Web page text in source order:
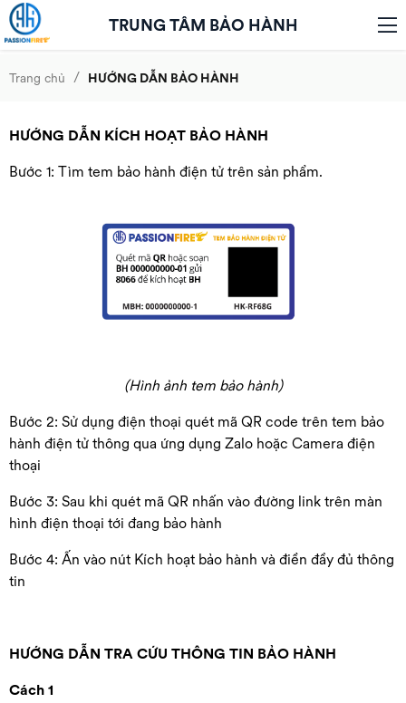
TRUNG TÂM BẢO HÀNH
Trang chủ / HƯỚNG DẪN BẢO HÀNH
HƯỚNG DẪN KÍCH HOẠT BẢO HÀNH
Bước 1: Tìm tem bảo hành điện tử trên sản phẩm.
(Hình ảnh tem bảo hành)
Bước 2: Sử dụng điện thoại quét mã QR code trên tem bảo
hành điện tử thông qua ứng dụng Zalo hoặc Camera điện
thoại
Bước 3: Sau khi quét mã QR nhấn vào đường link trên màn
hình điện thoại tới đang bảo hành
Bước 4: Ấn vào nút Kích hoạt bảo hành và điền đầy đủ thông
tin
HƯỚNG DẪN TRA CỨU THÔNG TIN BẢO HÀNH
Cách 1